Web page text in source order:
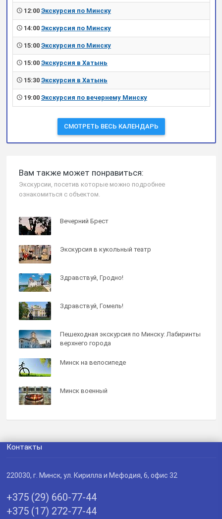
12:00 Экскурсия по Минску
14:00 Экскурсия по Минску
15:00 Экскурсия по Минску
15:00 Экскурсия в Хатынь
15:30 Экскурсия в Хатынь
19:00 Экскурсия по вечернему Минску
СМОТРЕТЬ ВЕСЬ КАЛЕНДАРЬ
Вам также может понравиться:
Экскурсии, посетив которые можно подробнее
ознакомиться с объектом.
Вечерний Брест
Экскурсия в кукольный театр
Здравствуй, Гродно!
Здравствуй, Гомель!
Пешеходная экскурсия по Минску: Лабиринты
верхнего города
Минск на велосипеде
Минск военный
Контакты
220030, г. Минск, ул. Кирилла и Мефодия, 6, офис 32
+375 (29) 660-77-44
+375 (17) 272-77-44